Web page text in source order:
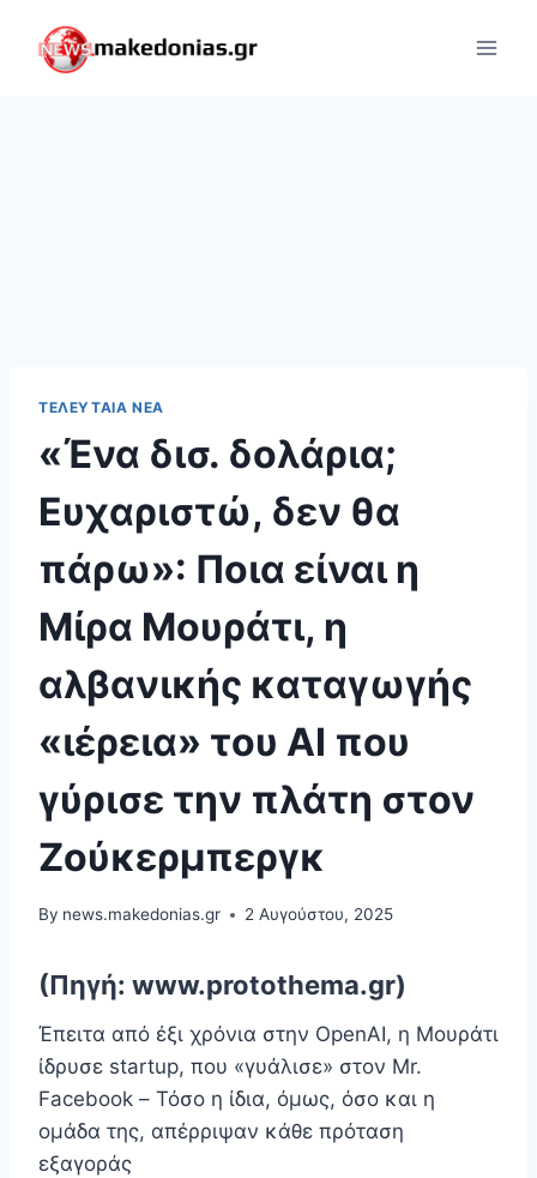
content
ΤΕΛΕΥΤΑΊΑ ΝΈΑ
«Ένα δισ. δολάρια;
Ευχαριστώ, δεν θα
πάρω»: Ποια είναι η
Μίρα Μουράτι, η
αλβανικής καταγωγής
«ιέρεια» του ΑΙ που
γύρισε την πλάτη στον
Ζούκερμπεργκ
By news.makedonias.gr 2 Αυγούστου, 2025
(Πηγή: www.protothema.gr)
Έπειτα από έξι χρόνια στην OpenAI, η Μουράτι
ίδρυσε startup, που «γυάλισε» στον Mr.
Facebook – Τόσο η ίδια, όμως, όσο και η
ομάδα της, απέρριψαν κάθε πρόταση
εξαγοράς